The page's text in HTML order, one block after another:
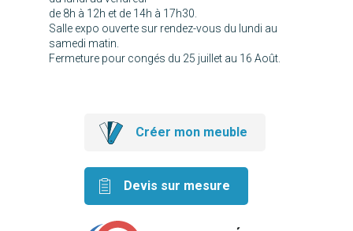
de 8h à 12h et de 14h à 17h30.
Salle expo ouverte sur rendez-vous du lundi au
samedi matin.
Fermeture pour congés du 25 juillet au 16 Août.
Créer mon meuble
Devis sur mesure